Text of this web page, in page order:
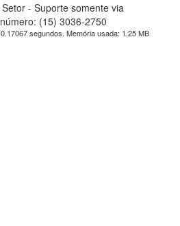
- Suporte somente via
(15) 3036-2750
segundos. Memória usada: 1.25 MB